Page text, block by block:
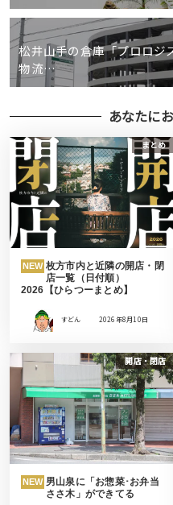
松井山手の倉庫「プロロジ
物流…
あなたに
まとめ
NEW 枚方市内と近隣の開店・閉
店一覧（日付順）
2026【ひらつーまとめ】
すどん 2026年8月10日
開店・閉店
NEW 男山泉に「お惣菜･お弁当
ささ木」ができてる